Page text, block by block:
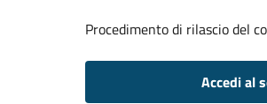
Procedimento di rilascio del
Accedi al